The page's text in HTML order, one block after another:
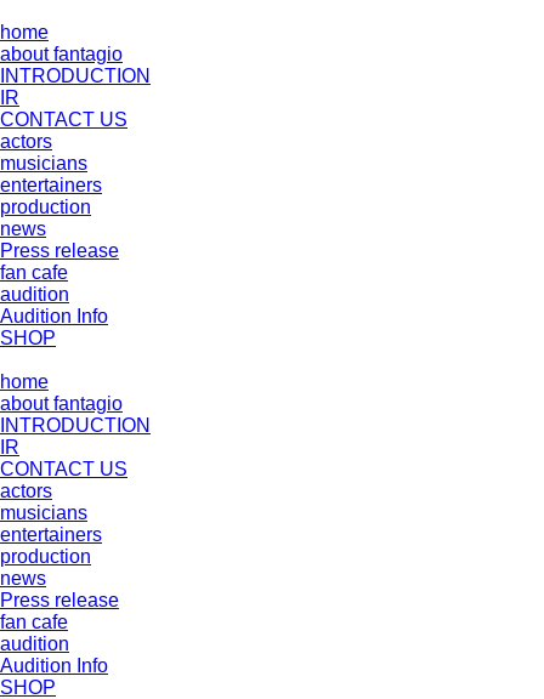
home
about fantagio
INTRODUCTION
IR
CONTACT US
actors
musicians
entertainers
production
news
Press release
fan cafe
audition
Audition Info
SHOP
home
about fantagio
INTRODUCTION
IR
CONTACT US
actors
musicians
entertainers
production
news
Press release
fan cafe
audition
Audition Info
SHOP